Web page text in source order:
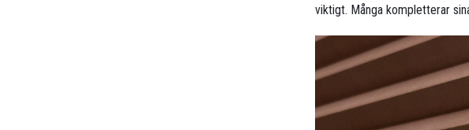
viktigt. Många kompletterar